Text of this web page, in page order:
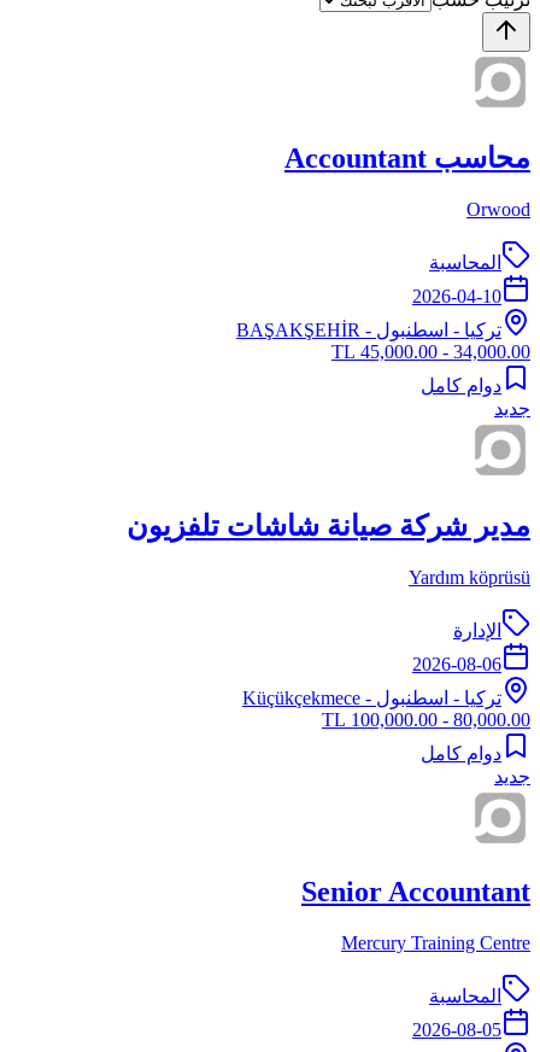
محاسب Accountant
Orwood
المحاسبة
2026-04-10
تركيا - اسطنبول - BAŞAKŞEHİR
34,000.00 - 45,000.00 TL
دوام كامل
جديد
مدير شركة صيانة شاشات تلفزيون
Yardım köprüsü
الإدارة
2026-08-06
تركيا - اسطنبول - Küçükçekmece
80,000.00 - 100,000.00 TL
دوام كامل
جديد
Senior Accountant
Mercury Training Centre
المحاسبة
2026-08-05